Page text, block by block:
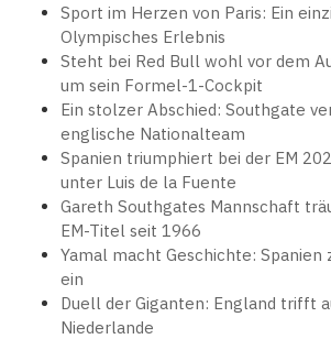
Sport im Herzen von Paris: Ein
Olympisches Erlebnis
Steht bei Red Bull wohl vor dem
um sein Formel-1-Cockpit
Ein stolzer Abschied: Southgate
englische Nationalteam
Spanien triumphiert bei der EM
unter Luis de la Fuente
Gareth Southgates Mannschaft
EM-Titel seit 1966
Yamal macht Geschichte: Spanien
ein
Duell der Giganten: England trifft
Niederlande